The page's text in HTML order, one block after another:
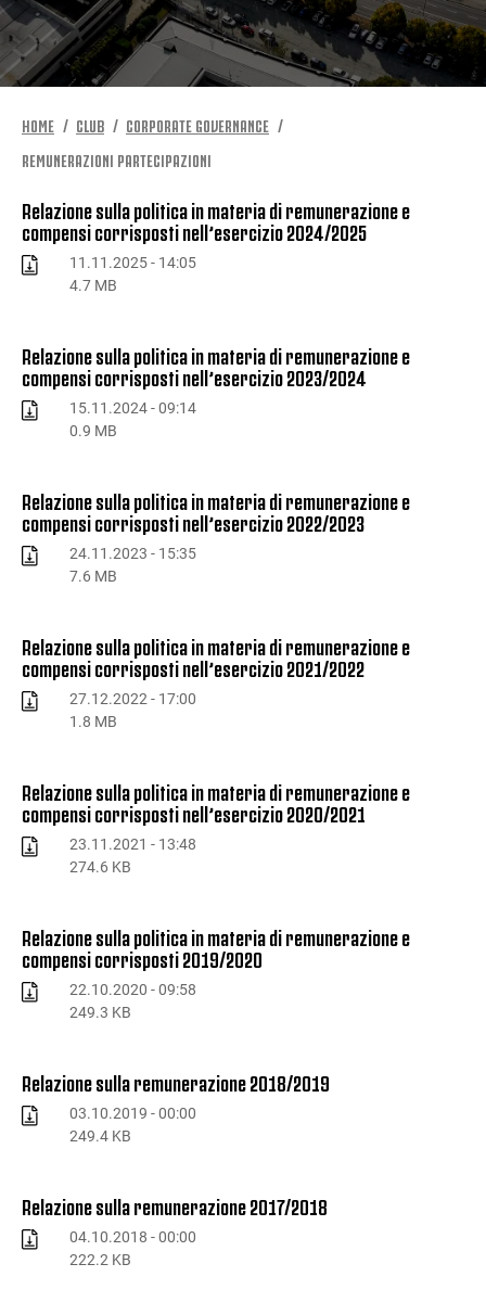
HOME CLUB
CORPORATE GOVERNANCE
REMUNERAZIONI PARTECIPAZIONI
Relazione sulla politica in materia di remunerazione e
compensi corrisposti nell’esercizio 2024/2025
11.11.2025 - 14:05
4.7 MB
Relazione sulla politica in materia di remunerazione e
compensi corrisposti nell’esercizio 2023/2024
15.11.2024 - 09:14
0.9 MB
Relazione sulla politica in materia di remunerazione e
compensi corrisposti nell’esercizio 2022/2023
24.11.2023 - 15:35
7.6 MB
Relazione sulla politica in materia di remunerazione e
compensi corrisposti nell’esercizio 2021/2022
27.12.2022 - 17:00
1.8 MB
Relazione sulla politica in materia di remunerazione e
compensi corrisposti nell’esercizio 2020/2021
23.11.2021 - 13:48
274.6 KB
Relazione sulla politica in materia di remunerazione e
compensi corrisposti 2019/2020
22.10.2020 - 09:58
249.3 KB
Relazione sulla remunerazione 2018/2019
03.10.2019 - 00:00
249.4 KB
Relazione sulla remunerazione 2017/2018
04.10.2018 - 00:00
222.2 KB